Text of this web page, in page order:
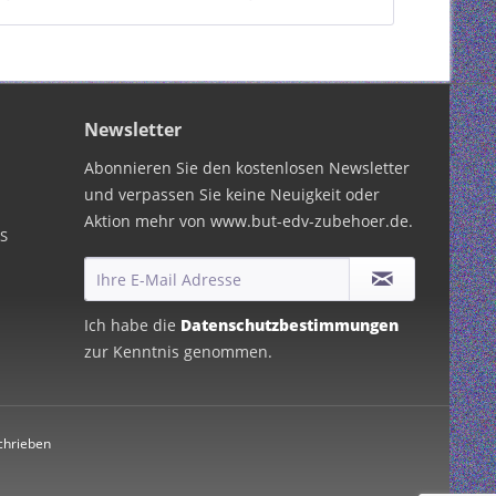
Newsletter
Abonnieren Sie den kostenlosen Newsletter
und verpassen Sie keine Neuigkeit oder
Aktion mehr von www.but-edv-zubehoer.de.
Ich habe die Datenschutzbestimmungen
zur Kenntnis genommen.